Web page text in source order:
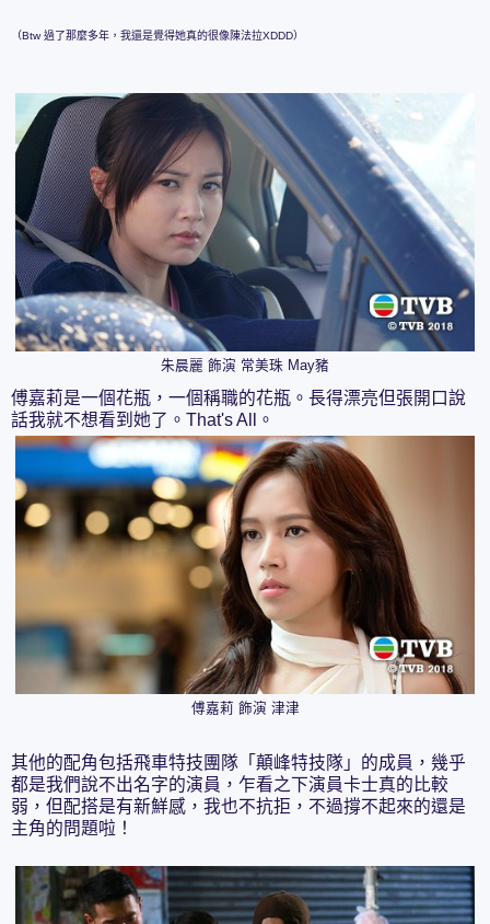
（Btw 過了那麼多年，我還是覺得她真的很像陳法拉XDDD）
朱晨麗 飾演 常美珠 May豬
傅嘉莉是一個花瓶，一個稱職的花瓶。長得漂亮但張開口說
話我就不想看到她了。That's All。
傅嘉莉 飾演 津津
其他的配角包括飛車特技團隊「顛峰特技隊」的成員，幾乎
都是我們說不出名字的演員，乍看之下演員卡士真的比較
弱，但配搭是有新鮮感，我也不抗拒，不過撐不起來的還是
主角的問題啦！